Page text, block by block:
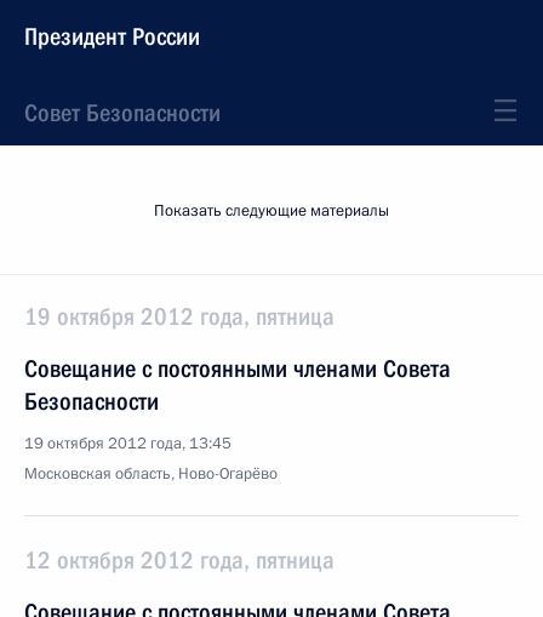
Президент России
Совет Безопасности
Показать следующие материалы
19 октября 2012 года, пятница
Совещание с постоянными членами Совета
Безопасности
19 октября 2012 года, 13:45
Московская область, Ново-Огарёво
12 октября 2012 года, пятница